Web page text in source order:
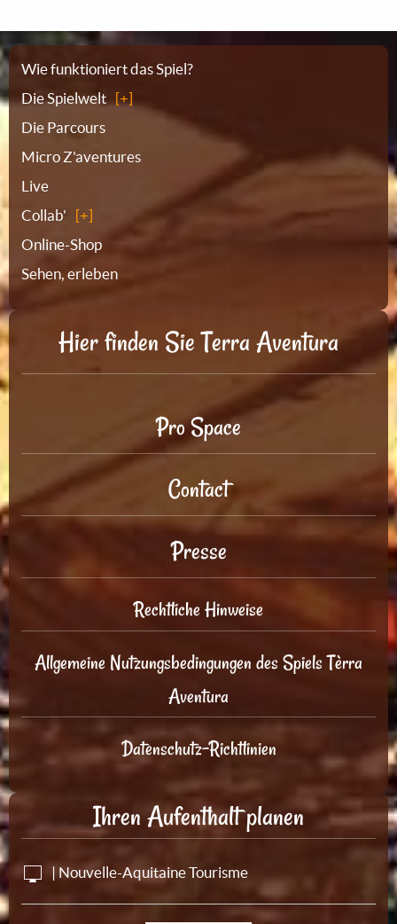
Sitemap
Wie funktioniert das Spiel?
Die Spielwelt
Die Parcours
Micro Z'aventures
Live
Collab'
Online-Shop
Sehen, erleben
Hier finden Sie Terra Aventura
Pro Space
Contact
Presse
Rechtliche Hinweise
Allgemeine Nutzungsbedingungen des Spiels Tèrra
Aventura
Datenschutz-Richtlinien
Ihren Aufenthalt planen
| Nouvelle-Aquitaine Tourisme